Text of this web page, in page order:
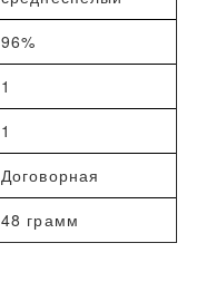
96%
1
1
Договорная
48 грамм